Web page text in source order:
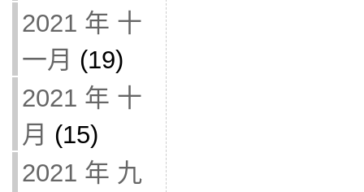
2021 年 十
一月 (19)
2021 年 十
月 (15)
2021 年 九